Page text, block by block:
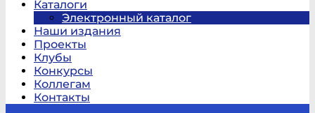
Каталоги
Электронный каталог
Наши издания
Проекты
Клубы
Конкурсы
Коллегам
Контакты